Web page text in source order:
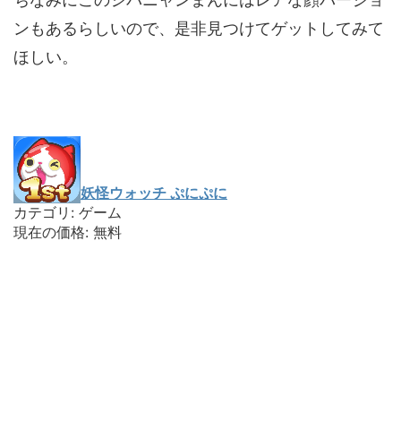
ンもあるらしいので、是非見つけてゲットしてみて
ほしい。
妖怪ウォッチ ぷにぷに
カテゴリ: ゲーム
現在の価格: 無料